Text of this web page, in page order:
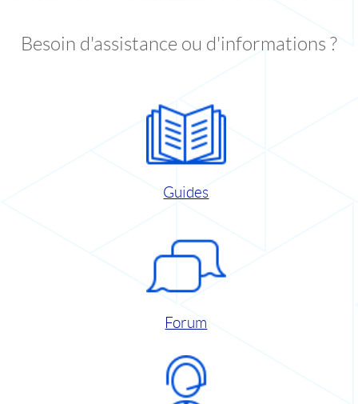
Besoin d'assistance ou d'informations ?
Guides
Forum